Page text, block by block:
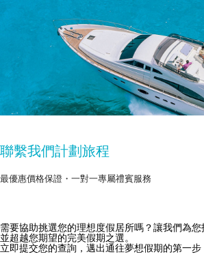
獲取 Zekkei Collection
訂閱獨家優惠與旅行靈感
聯繫我們計劃旅程
最優惠價格保證・一對一專屬禮賓服務
需要協助挑選您的理想度假居所嗎？讓我們為
並超越您期望的完美假期之選。
立即提交您的查詢，邁出通往夢想假期的第一步